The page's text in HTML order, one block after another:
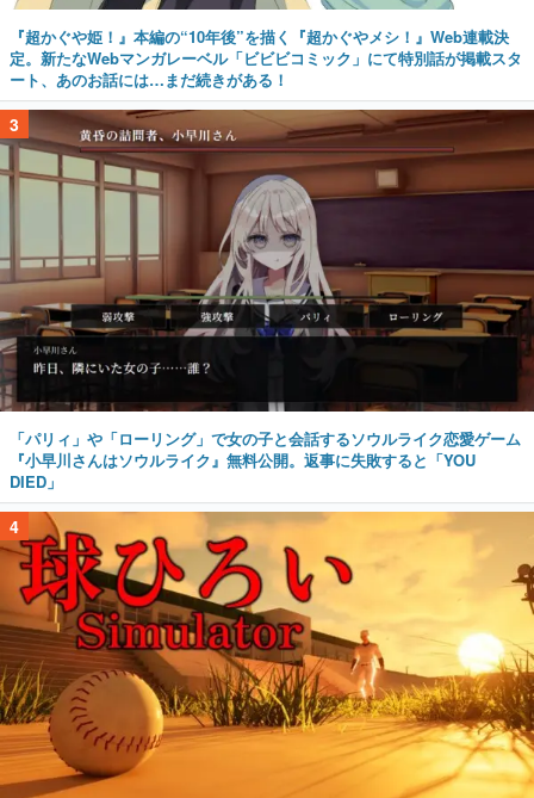
『超かぐや姫！』本編の“10年後”を描く『超かぐやメシ！』Web連載決
定。新たなWebマンガレーベル「ビビビコミック」にて特別話が掲載スタ
ート、あのお話には…まだ続きがある！
3
「パリィ」や「ローリング」で女の子と会話するソウルライク恋愛ゲーム
『小早川さんはソウルライク』無料公開。返事に失敗すると「YOU
DIED」
4